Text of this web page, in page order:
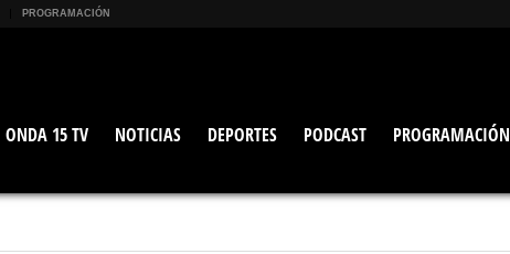
PROGRAMACIÓN
ONDA 15 TV NOTICIAS DEPORTES PODCAST PROGRAMACIÓN